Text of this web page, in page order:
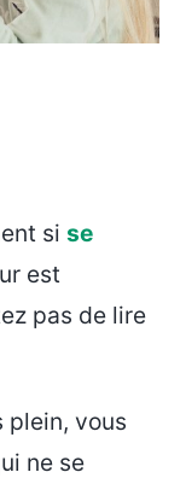
si se
est
pas de lire
plein, vous
ne se